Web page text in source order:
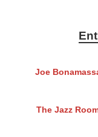
Joe
The Jazz